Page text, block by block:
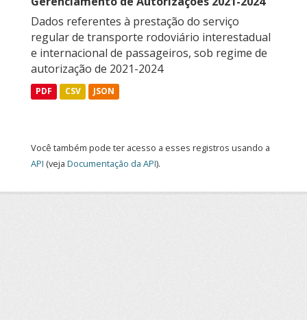
Dados referentes à prestação do serviço
regular de transporte rodoviário interestadual
e internacional de passageiros, sob regime de
autorização de 2021-2024
PDF CSV JSON
Você também pode ter acesso a esses registros usando a
API (veja Documentação da API).